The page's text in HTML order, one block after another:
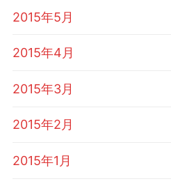
2015年5月
2015年4月
2015年3月
2015年2月
2015年1月